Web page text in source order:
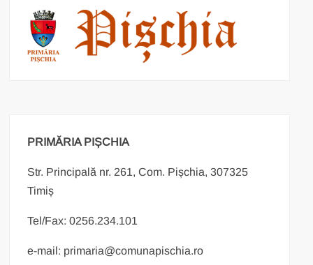
PRIMĂRIA PIȘCHIA
Str. Principală nr. 261, Com. Pișchia, 307325
Timiș
Tel/Fax: 0256.234.101
e-mail: primaria@comunapischia.ro